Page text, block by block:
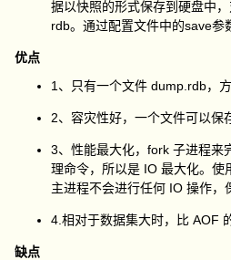
据以快照的形式保存到硬盘中
rdb。通过配置文件中的save参
优点
1、只有一个文件 dump.rdb，方
2、容灾性好，一个文件可以保
3、性能最大化，fork 子进程来
理命令，所以是 IO 最大化。使
主进程不会进行任何 IO 操作，
4.相对于数据集大时，比 AOF
缺点